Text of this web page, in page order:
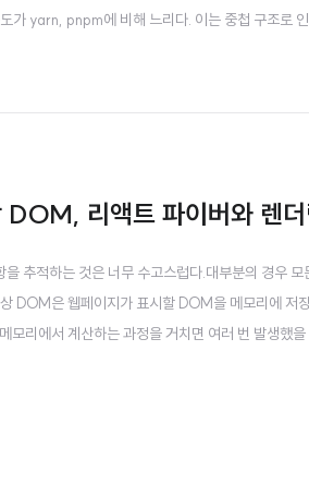
가 yarn, pnpm에 비해 느리다. 이는 중첩 구조로
리액트 파이버와 렌더
추적하는 것은 너무 수고스럽다.대부분의 경우
DOM은 웹페이지가 표시할 DOM을 메모리에 저
리에서 계산하는 과정을 거치면 여러 번 발생했